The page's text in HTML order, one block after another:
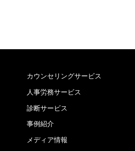
カウンセリングサービス
人事労務サービス
診断サービス
事例紹介
メディア情報